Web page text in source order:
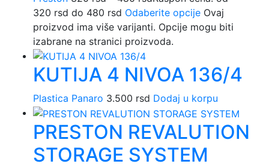
320 rsd do 480 rsd Odaberite opcije Ovaj
proizvod ima više varijanti. Opcije mogu biti
izabrane na stranici proizvoda.
KUTIJA 4 NIVOA 136/4
Plastica Panaro 3.500 rsd Dodaj u korpu
PRESTON REVALUTION
STORAGE SYSTEM